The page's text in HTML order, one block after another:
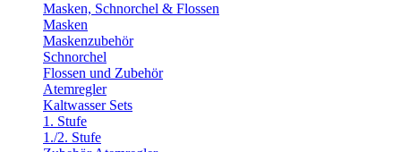
Masken, Schnorchel & Flossen
Masken
Maskenzubehör
Schnorchel
Flossen und Zubehör
Atemregler
Kaltwasser Sets
1. Stufe
1./2. Stufe